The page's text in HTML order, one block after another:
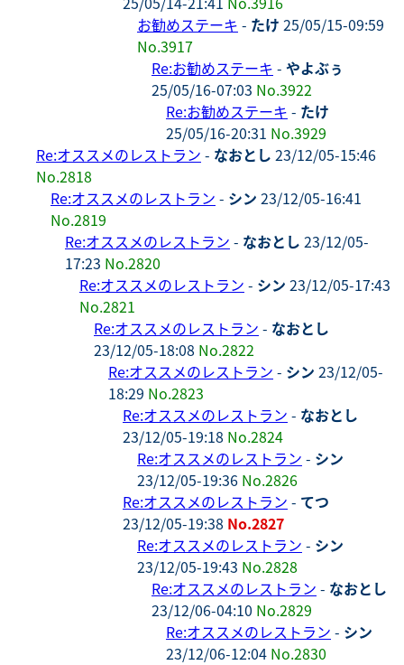
お勧めステーキ - たけ 25/05/15-09:59
No.3917
Re:お勧めステーキ - やよぶぅ
25/05/16-07:03 No.3922
Re:お勧めステーキ - たけ
25/05/16-20:31 No.3929
Re:オススメのレストラン - なおとし 23/12/05-15:46
No.2818
Re:オススメのレストラン - シン 23/12/05-16:41
No.2819
Re:オススメのレストラン - なおとし 23/12/05-
17:23 No.2820
Re:オススメのレストラン - シン 23/12/05-17:43
No.2821
Re:オススメのレストラン - なおとし
23/12/05-18:08 No.2822
Re:オススメのレストラン - シン 23/12/05-
18:29 No.2823
Re:オススメのレストラン - なおとし
23/12/05-19:18 No.2824
Re:オススメのレストラン - シン
23/12/05-19:36 No.2826
Re:オススメのレストラン - てつ
23/12/05-19:38 No.2827
Re:オススメのレストラン - シン
23/12/05-19:43 No.2828
Re:オススメのレストラン - なおとし
23/12/06-04:10 No.2829
Re:オススメのレストラン - シン
23/12/06-12:04 No.2830